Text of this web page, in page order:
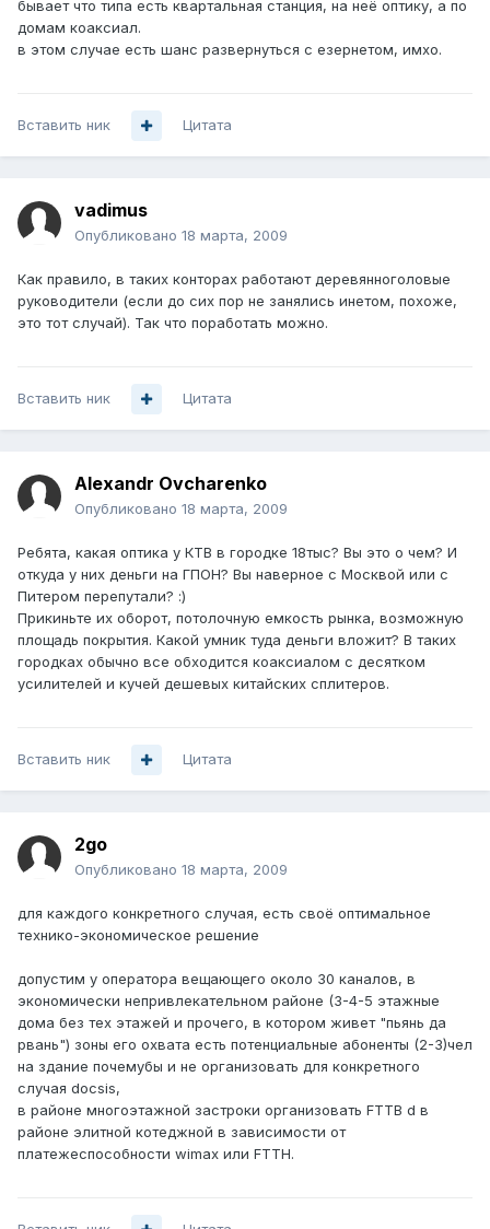
бывает что типа есть квартальная станция, на неё оптику, а по
домам коаксиал.
в этом случае есть шанс развернуться с езернетом, имхо.
Вставить ник Цитата
vadimus
Опубликовано 18 марта, 2009
Как правило, в таких конторах работают деревянноголовые
руководители (если до сих пор не занялись инетом, похоже,
это тот случай). Так что поработать можно.
Вставить ник Цитата
Alexandr Ovcharenko
Опубликовано 18 марта, 2009
Ребята, какая оптика у КТВ в городке 18тыс? Вы это о чем? И
откуда у них деньги на ГПОН? Вы наверное с Москвой или с
Питером перепутали? :)
Прикиньте их оборот, потолочную емкость рынка, возможную
площадь покрытия. Какой умник туда деньги вложит? В таких
городках обычно все обходится коаксиалом с десятком
усилителей и кучей дешевых китайских сплитеров.
Вставить ник Цитата
2go
Опубликовано 18 марта, 2009
для каждого конкретного случая, есть своё оптимальное
технико-экономическое решение
допустим у оператора вещающего около 30 каналов, в
экономически непривлекательном районе (3-4-5 этажные
дома без тех этажей и прочего, в котором живет "пьянь да
рвань") зоны его охвата есть потенциальные абоненты (2-3)чел
на здание почемубы и не организовать для конкретного
случая docsis,
в районе многоэтажной застроки организовать FTTB d в
районе элитной котеджной в зависимости от
платежеспособности wimax или FTTH.